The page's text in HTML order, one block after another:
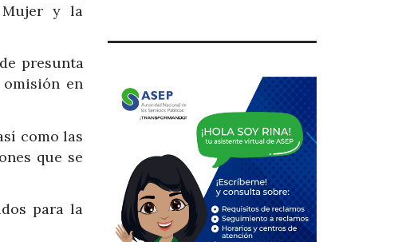
y la
presunta
en
como las
que se
para la